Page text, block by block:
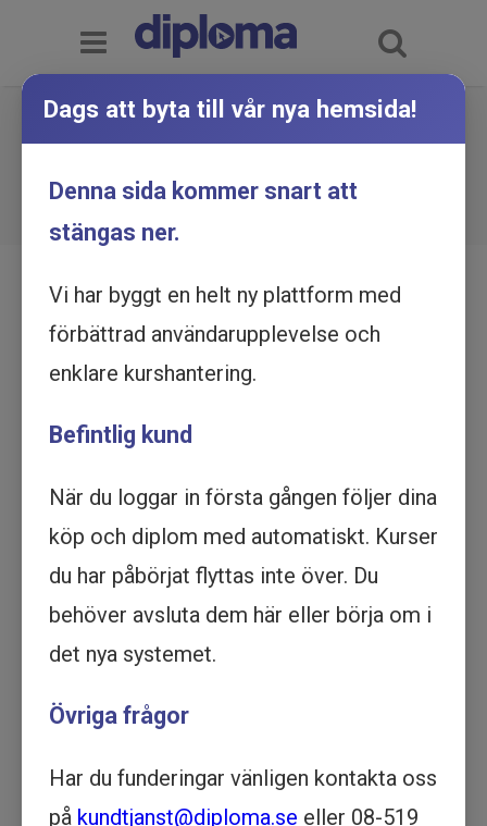
Utbildning online
Kommunikation - Så påverkar du politiker och
Köp - 2 295 kr
Prova ett delmoment
Kommunikation - Så påverkar
Utbildning online
Motsvarar ½ dag lärarledd
Dags att byta till vår nya hemsida!
Denna sida kommer snart att
stängas ner.
Vi har byggt en helt ny plattform med
förbättrad användarupplevelse och
enklare kurshantering.
Befintlig kund
När du loggar in första gången följer dina
köp och diplom med automatiskt. Kurser
du har påbörjat flyttas inte över. Du
behöver avsluta dem här eller börja om i
det nya systemet.
Övriga frågor
Har du funderingar vänligen kontakta oss
på kundtjanst@diploma.se eller 08-519